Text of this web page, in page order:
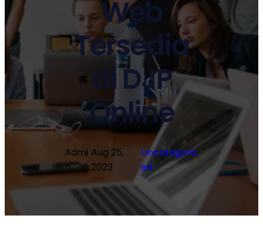
Web
Tersedia
di DJP
Online
Admi
n
·
Aug 25,
2023
·
Uncategoriz
ed